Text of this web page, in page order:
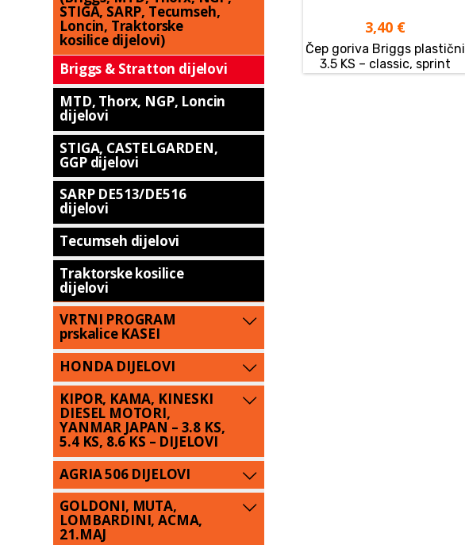
3,40 €
Čep goriva Briggs plastični
3.5 KS – classic, sprint
STIGA, SARP, Tecumseh,
Loncin, Traktorske
kosilice dijelovi)
Briggs & Stratton dijelovi
MTD, Thorx, NGP, Loncin
dijelovi
STIGA, CASTELGARDEN,
GGP dijelovi
SARP DE513/DE516
dijelovi
Tecumseh dijelovi
Traktorske kosilice
dijelovi
VRTNI PROGRAM
prskalice KASEI
HONDA DIJELOVI
KIPOR, KAMA, KINESKI
DIESEL MOTORI,
YANMAR JAPAN – 3.8 KS,
5.4 KS, 8.6 KS – DIJELOVI
AGRIA 506 DIJELOVI
GOLDONI, MUTA,
LOMBARDINI, ACMA,
21.MAJ